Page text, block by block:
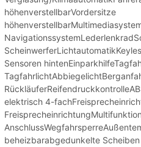
höhenverstellbarVordersitze
Sensoren
elektrisch 4-
beheizbarabgedunkelte